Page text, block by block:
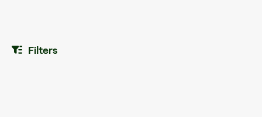
Filters